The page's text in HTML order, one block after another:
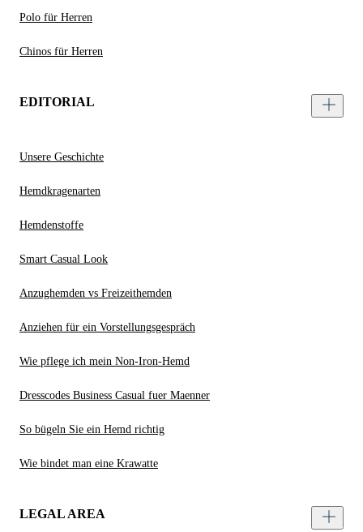
Polo für Herren
Chinos für Herren
EDITORIAL
Unsere Geschichte
Hemdkragenarten
Hemdenstoffe
Smart Casual Look
Anzughemden vs Freizeithemden
Anziehen für ein Vorstellungsgespräch
Wie pflege ich mein Non-Iron-Hemd
Dresscodes Business Casual fuer Maenner
So bügeln Sie ein Hemd richtig
Wie bindet man eine Krawatte
LEGAL AREA